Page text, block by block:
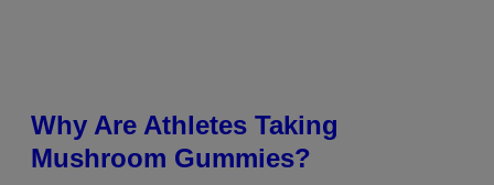
Why Are Athletes Taking
Mushroom Gummies?